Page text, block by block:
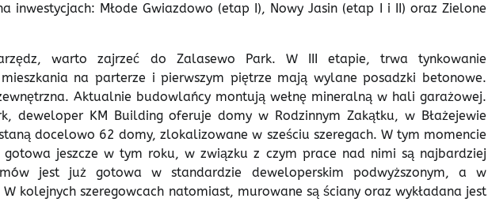
inwestycjach: Młode Gwiazdowo (etap I), Nowy Jasin (etap I i II) oraz Zielone
warto zajrzeć do Zalasewo Park. W III etapie, trwa tynkowanie
na parterze i pierwszym piętrze mają wylane posadzki betonowe.
Aktualnie budowlańcy montują wełnę mineralną w hali garażowej.
deweloper KM Building oferuje domy w Rodzinnym Zakątku, w Błażejewie
docelowo 62 domy, zlokalizowane w sześciu szeregach. W tym momencie
jeszcze w tym roku, w związku z czym prace nad nimi są najbardziej
jest już gotowa w standardzie deweloperskim podwyższonym, a w
kolejnych szeregowcach natomiast, murowane są ściany oraz wykładana jest